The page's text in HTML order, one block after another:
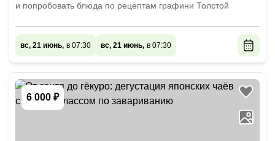
и попробовать блюда по рецептам графини Толстой
вс, 21 июнь, в 07:30 вс, 21 июнь, в 07:30
6 000 ₽